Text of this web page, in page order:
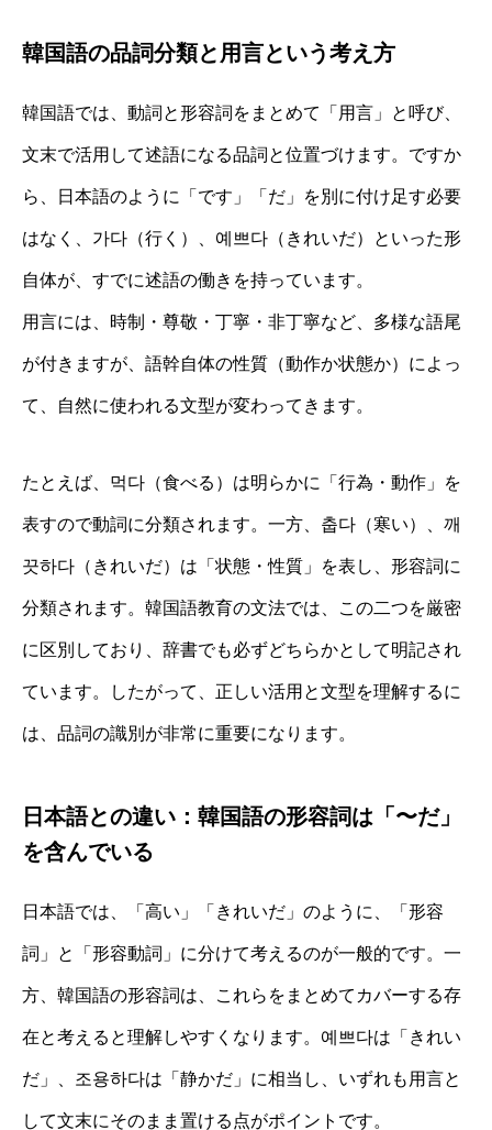
韓国語の品詞分類と用言という考え方
韓国語では、動詞と形容詞をまとめて「用言」と呼び、
文末で活用して述語になる品詞と位置づけます。ですか
ら、日本語のように「です」「だ」を別に付け足す必要
はなく、가다（行く）、예쁘다（きれいだ）といった形
自体が、すでに述語の働きを持っています。
用言には、時制・尊敬・丁寧・非丁寧など、多様な語尾
が付きますが、語幹自体の性質（動作か状態か）によっ
て、自然に使われる文型が変わってきます。
たとえば、먹다（食べる）は明らかに「行為・動作」を
表すので動詞に分類されます。一方、춥다（寒い）、깨
끗하다（きれいだ）は「状態・性質」を表し、形容詞に
分類されます。韓国語教育の文法では、この二つを厳密
に区別しており、辞書でも必ずどちらかとして明記され
ています。したがって、正しい活用と文型を理解するに
は、品詞の識別が非常に重要になります。
日本語との違い：韓国語の形容詞は「〜だ」
を含んでいる
日本語では、「高い」「きれいだ」のように、「形容
詞」と「形容動詞」に分けて考えるのが一般的です。一
方、韓国語の形容詞は、これらをまとめてカバーする存
在と考えると理解しやすくなります。예쁘다は「きれい
だ」、조용하다は「静かだ」に相当し、いずれも用言と
して文末にそのまま置ける点がポイントです。